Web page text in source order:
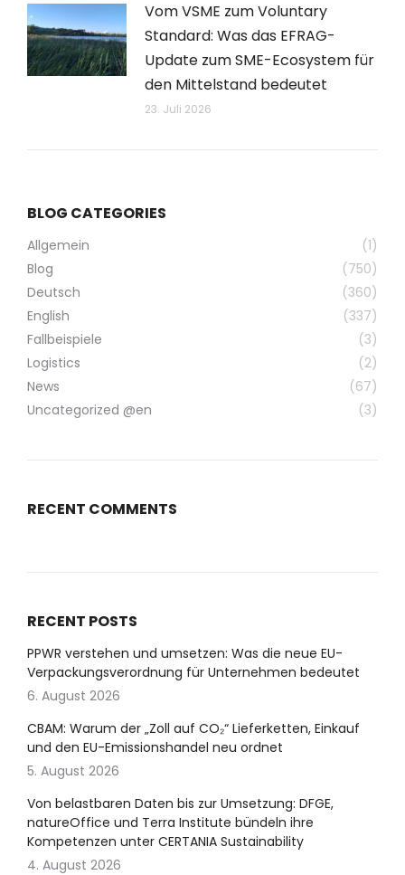
Vom VSME zum Voluntary
Standard: Was das EFRAG-
Update zum SME-Ecosystem für
den Mittelstand bedeutet
23. Juli 2026
BLOG CATEGORIES
Allgemein
(1)
Blog
(750)
Deutsch
(360)
English
(337)
Fallbeispiele
(3)
Logistics
(2)
News
(67)
Uncategorized @en
(3)
RECENT COMMENTS
RECENT POSTS
PPWR verstehen und umsetzen: Was die neue EU-
Verpackungsverordnung für Unternehmen bedeutet
6. August 2026
CBAM: Warum der „Zoll auf CO₂“ Lieferketten, Einkauf
und den EU-Emissionshandel neu ordnet
5. August 2026
Von belastbaren Daten bis zur Umsetzung: DFGE,
natureOffice und Terra Institute bündeln ihre
Kompetenzen unter CERTANIA Sustainability
4. August 2026